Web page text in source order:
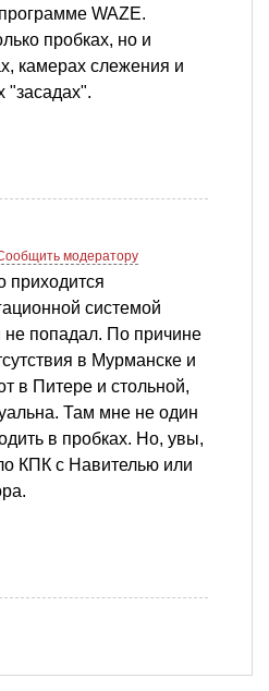
WAZE.
пробках, но и
камерах слежения и
"засадах".
модератору
приходится
системой
не попадал. По причине
в Мурманске и
в Питере и стольной,
Там мне не один
в пробках. Но, увы,
КПК с Навителью или